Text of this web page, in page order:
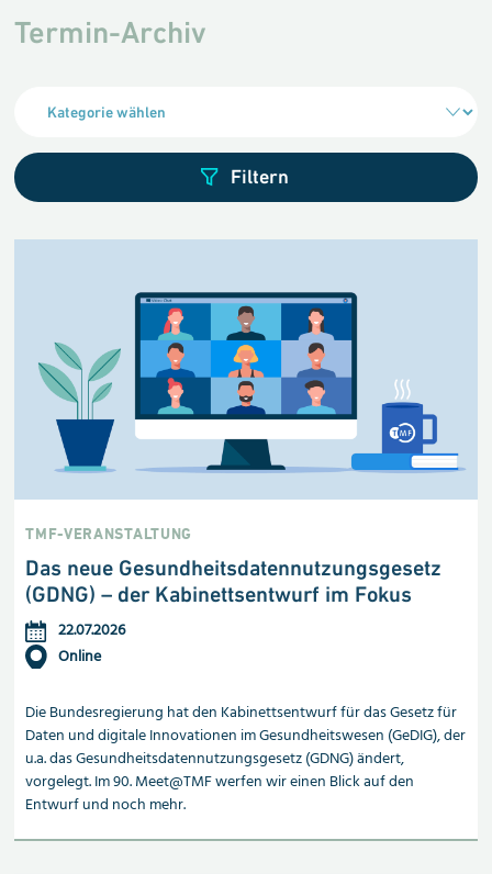
Termin-Archiv
TMF-VERANSTALTUNG
Das neue Gesundheitsdatennutzungsgesetz
(GDNG) – der Kabinettsentwurf im Fokus
22.07.2026
Online
Die Bundesregierung hat den Kabinettsentwurf für das Gesetz für
Daten und digitale Innovationen im Gesundheitswesen (GeDIG), der
u.a. das Gesundheitsdatennutzungsgesetz (GDNG) ändert,
vorgelegt. Im 90. Meet@TMF werfen wir einen Blick auf den
Entwurf und noch mehr.